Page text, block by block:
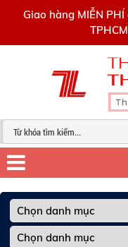
Giao hàng MIỄN
0909445903